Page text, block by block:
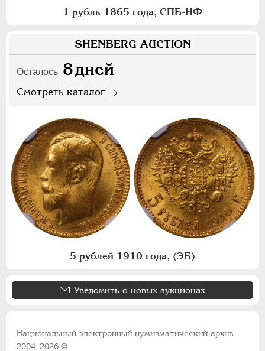
1 рубль 1865 года, СПБ-НФ
SHENBERG AUCTION
Осталось 8дней
Смотреть каталог
5 рублей 1910 года, (ЭБ)
Уведомить о новых аукционах
Национальный электронный нумизматический архив
2004-2026 ©